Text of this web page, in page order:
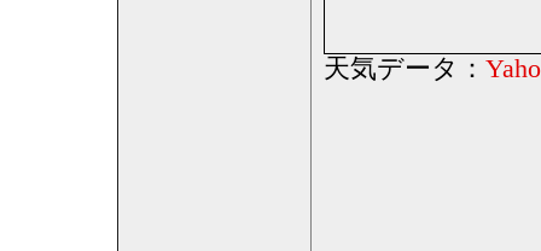
天気データ：